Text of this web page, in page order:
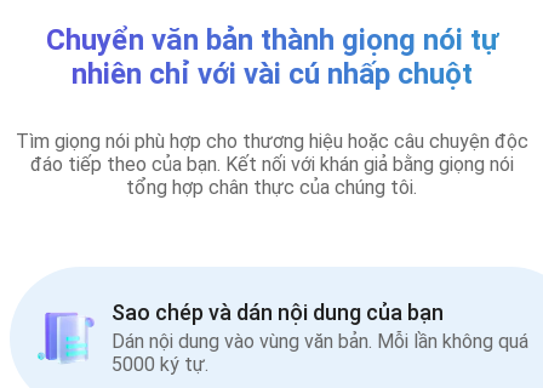
Chuyển văn bản thành giọng nói tự
nhiên chỉ với vài cú nhấp chuột
Tìm giọng nói phù hợp cho thương hiệu hoặc câu chuyện độc
đáo tiếp theo của bạn. Kết nối với khán giả bằng giọng nói
tổng hợp chân thực của chúng tôi.
Sao chép và dán nội dung của bạn
Dán nội dung vào vùng văn bản. Mỗi lần không quá
5000 ký tự.